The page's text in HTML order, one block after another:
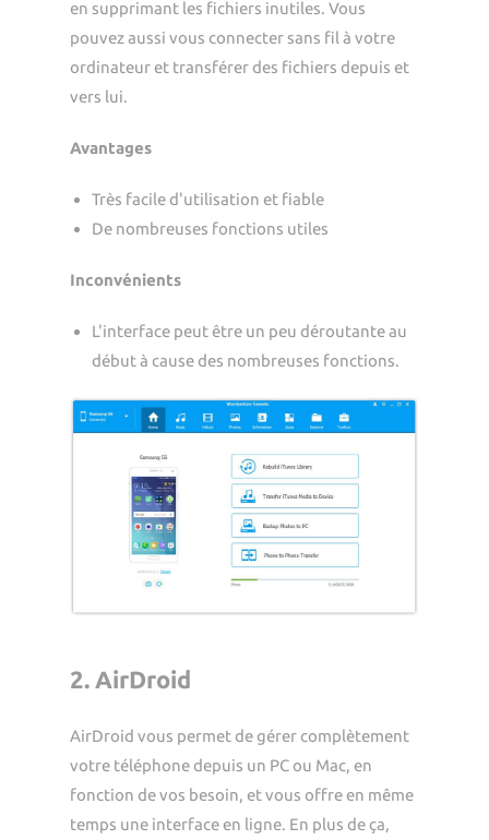
en supprimant les fichiers inutiles. Vous
pouvez aussi vous connecter sans fil à votre
ordinateur et transférer des fichiers depuis et
vers lui.
Avantages
Très facile d'utilisation et fiable
De nombreuses fonctions utiles
Inconvénients
L'interface peut être un peu déroutante au
début à cause des nombreuses fonctions.
2. AirDroid
AirDroid vous permet de gérer complètement
votre téléphone depuis un PC ou Mac, en
fonction de vos besoin, et vous offre en même
temps une interface en ligne. En plus de ça,